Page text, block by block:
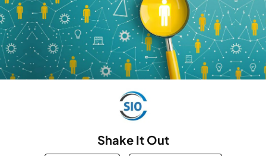
Shake It Out